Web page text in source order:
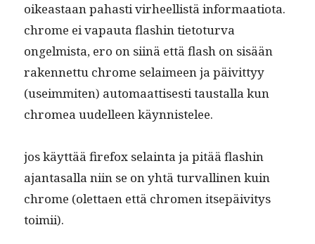
oikeas­t­aan pahasti virheel­listä infor­maa­tio­ta.
chrome ei vapau­ta flashin tieto­tur­va
ongelmista, ero on siinä että flash on sisään
raken­net­tu chrome selaimeen ja päivit­tyy
(useim­miten) automaat­tis­es­ti taustal­la kun
chromea uudelleen käynnistelee.
jos käyt­tää fire­fox selain­ta ja pitää flashin
ajan­tasal­la niin se on yhtä tur­valli­nen kuin
chrome (olet­taen että chromen itsepäiv­i­tys
toimii).